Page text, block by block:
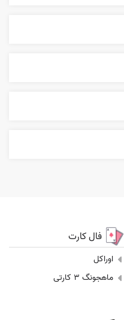
فال کارت
اوراکل
ماهجونگ 3 کارتی